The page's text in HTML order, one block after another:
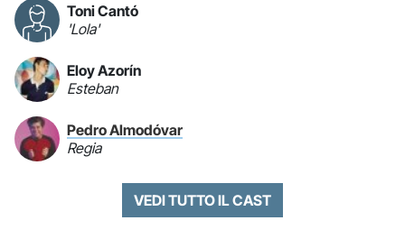
Toni Cantó
'Lola'
Eloy Azorín
Esteban
Pedro Almodóvar
Regia
VEDI TUTTO IL CAST